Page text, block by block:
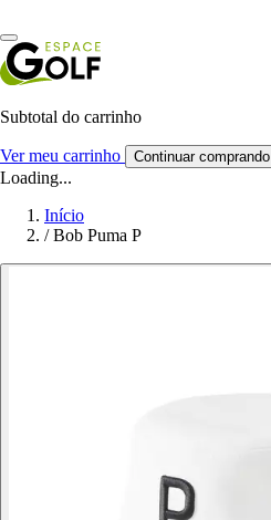
Subtotal do carrinho
Ver meu carrinho Continuar comprando
Loading...
Início
/ Bob Puma P